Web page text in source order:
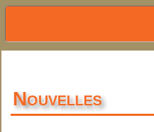
Nouvelles